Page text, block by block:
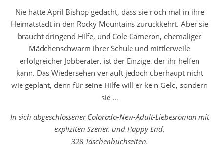
Nie hätte April Bishop gedacht, dass sie noch mal in ihre
Heimatstadt in den Rocky Mountains zurückkehrt. Aber sie
braucht dringend Hilfe, und Cole Cameron, ehemaliger
Mädchenschwarm ihrer Schule und mittlerweile
erfolgreicher Jobberater, ist der Einzige, der ihr helfen
kann. Das Wiedersehen verläuft jedoch überhaupt nicht
wie geplant, denn für seine Hilfe will er kein Geld, sondern
sie …
In sich abgeschlossener Colorado-New-Adult-Liebesroman mit
expliziten Szenen und Happy End.
328 Taschenbuchseiten.